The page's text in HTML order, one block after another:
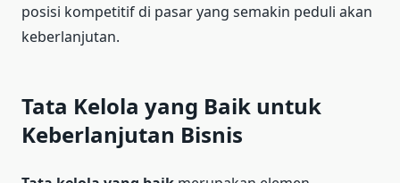
posisi kompetitif di pasar yang semakin peduli akan
keberlanjutan.
Tata Kelola yang Baik untuk
Keberlanjutan Bisnis